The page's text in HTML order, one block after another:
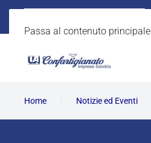
Passa al contenuto principale
Home Notizie ed Eventi